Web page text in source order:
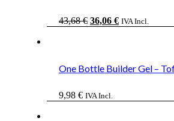
43,68€ El
36,06 €ElIVA Incl.
One Bottle Builder Gel –
9,98 € IVA Incl.